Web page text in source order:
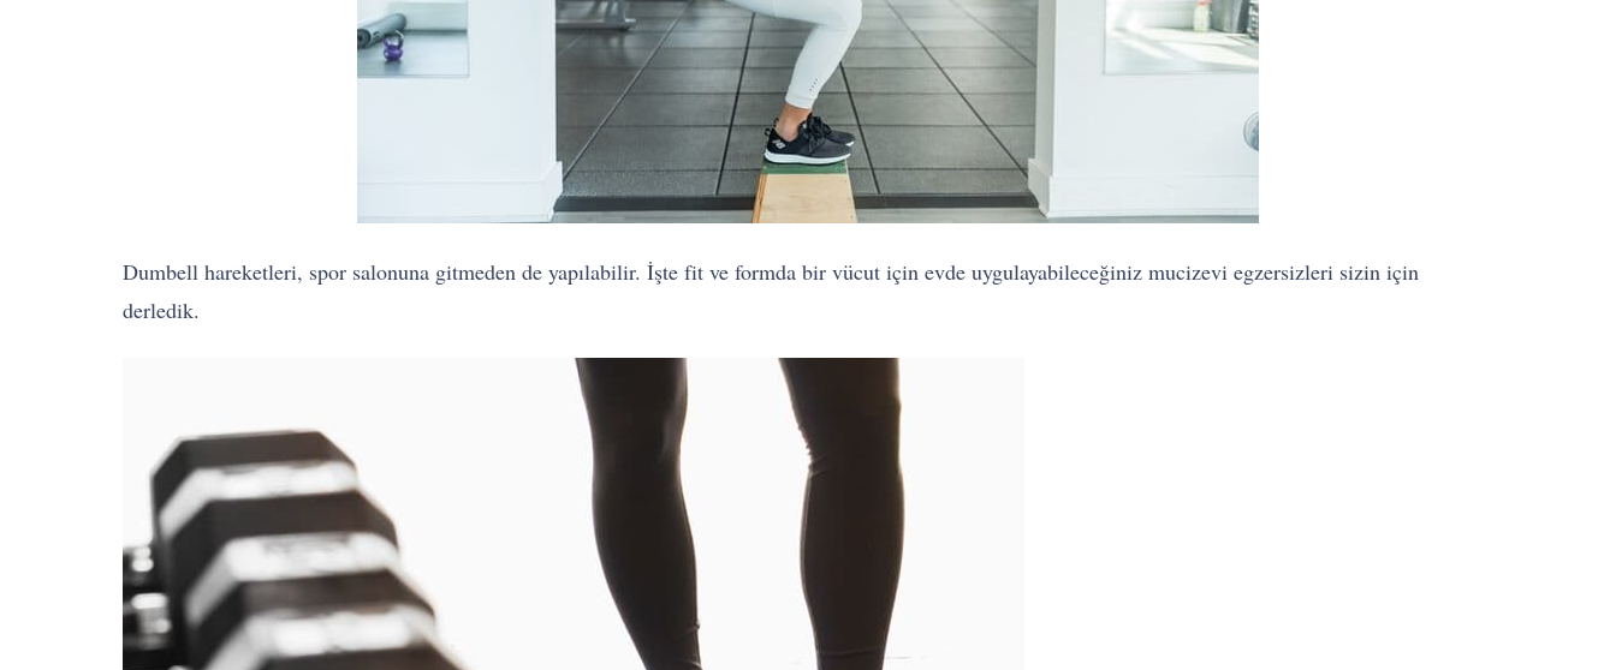
Dumbell hareketleri, spor salonuna gitmeden de yapılabilir. İşte fit ve formda bir vücut için evde uygulayabileceğiniz mucizevi egzersizleri sizin için
derledik.